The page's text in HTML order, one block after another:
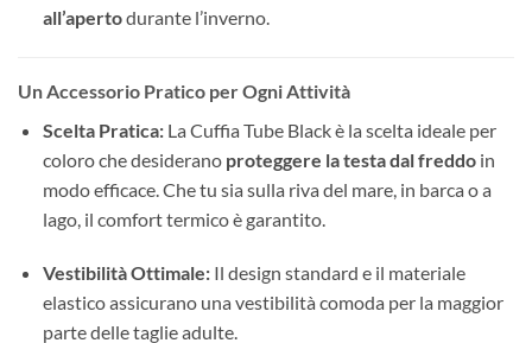
all’apertodurante l’inverno.
Un Accessorio Pratico per Ogni Attività
Scelta Pratica:La Cuffia Tube Black è la scelta ideale per
coloro che desiderano proteggere la testa dal freddoin
modo efficace. Che tu sia sulla riva del mare, in barca o a
lago, il comfort termico è garantito.
Vestibilità Ottimale:Il design standard e il materiale
elastico assicurano una vestibilità comoda per la maggior
parte delle taglie adulte.